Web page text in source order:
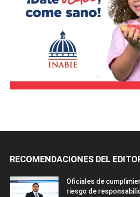
RECOMENDACIONES DEL
Oficiales de
riesgo de